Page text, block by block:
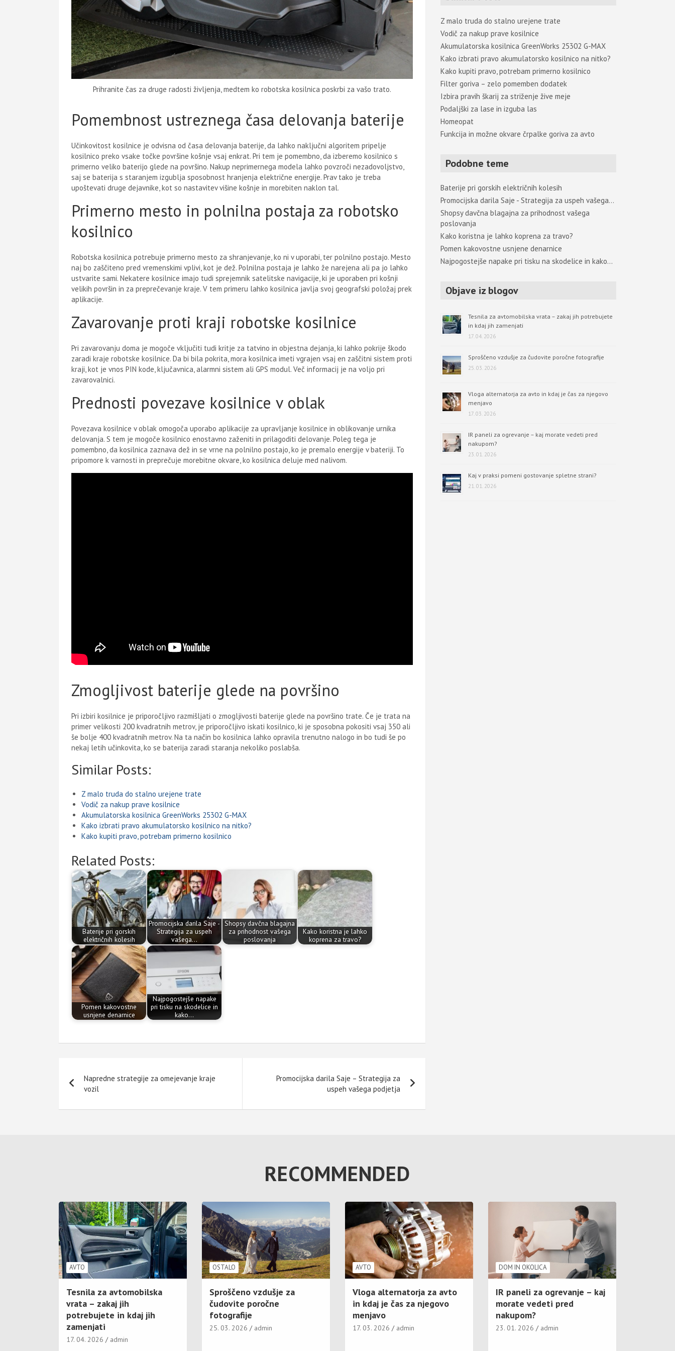
Prihranite čas za druge radosti življenja, medtem ko robotska kosilnica poskrbi za vašo trato.
Pomembnost ustreznega časa delovanja baterije
Učinkovitost kosilnice je odvisna od časa delovanja baterije, da lahko naključni algoritem pripelje
kosilnico preko vsake točke površine košnje vsaj enkrat. Pri tem je pomembno, da izberemo kosilnico s
primerno veliko baterijo glede na površino. Nakup neprimernega modela lahko povzroči nezadovoljstvo,
saj se baterija s staranjem izgublja sposobnost hranjenja električne energije. Prav tako je treba
upoštevati druge dejavnike, kot so nastavitev višine košnje in morebiten naklon tal.
Primerno mesto in polnilna postaja za robotsko
kosilnico
Robotska kosilnica potrebuje primerno mesto za shranjevanje, ko ni v uporabi, ter polnilno postajo. Mesto
naj bo zaščiteno pred vremenskimi vplivi, kot je dež. Polnilna postaja je lahko že narejena ali pa jo lahko
ustvarite sami. Nekatere kosilnice imajo tudi sprejemnik satelitske navigacije, ki je uporaben pri košnji
velikih površin in za preprečevanje kraje. V tem primeru lahko kosilnica javlja svoj geografski položaj prek
aplikacije.
Zavarovanje proti kraji robotske kosilnice
Pri zavarovanju doma je mogoče vključiti tudi kritje za tatvino in objestna dejanja, ki lahko pokrije škodo
zaradi kraje robotske kosilnice. Da bi bila pokrita, mora kosilnica imeti vgrajen vsaj en zaščitni sistem proti
kraji, kot je vnos PIN kode, ključavnica, alarmni sistem ali GPS modul. Več informacij je na voljo pri
zavarovalnici.
Prednosti povezave kosilnice v oblak
Povezava kosilnice v oblak omogoča uporabo aplikacije za upravljanje kosilnice in oblikovanje urnika
delovanja. S tem je mogoče kosilnico enostavno zaženiti in prilagoditi delovanje. Poleg tega je
pomembno, da kosilnica zaznava dež in se vrne na polnilno postajo, ko je premalo energije v bateriji. To
pripomore k varnosti in preprečuje morebitne okvare, ko kosilnica deluje med nalivom.
Zmogljivost baterije glede na površino
Pri izbiri kosilnice je priporočljivo razmišljati o zmogljivosti baterije glede na površino trate. Če je trata na
primer velikosti 200 kvadratnih metrov, je priporočljivo iskati kosilnico, ki je sposobna pokositi vsaj 350 ali
še bolje 400 kvadratnih metrov. Na ta način bo kosilnica lahko opravila trenutno nalogo in bo tudi še po
nekaj letih učinkovita, ko se baterija zaradi staranja nekoliko poslabša.
Similar Posts:
Z malo truda do stalno urejene trate
Vodič za nakup prave kosilnice
Akumulatorska kosilnica GreenWorks 25302 G-MAX
Kako izbrati pravo akumulatorsko kosilnico na nitko?
Kako kupiti pravo, potrebam primerno kosilnico
Related Posts:
Baterije pri gorskih
električnih kolesih
Promocijska darila Saje -
Strategija za uspeh
vašega…
Shopsy davčna blagajna
za prihodnost vašega
poslovanja
Kako koristna je lahko
koprena za travo?
Pomen kakovostne
usnjene denarnice
Najpogostejše napake
pri tisku na skodelice in
kako…
prispevka
Napredne strategije za omejevanje kraje
vozil
Promocijska darila Saje – Strategija za
uspeh vašega podjetja
Z malo truda do stalno urejene trate
Vodič za nakup prave kosilnice
Akumulatorska kosilnica GreenWorks 25302 G-MAX
Kako izbrati pravo akumulatorsko kosilnico na nitko?
Kako kupiti pravo, potrebam primerno kosilnico
Filter goriva – zelo pomemben dodatek
Izbira pravih škarij za striženje žive meje
Podaljški za lase in izguba las
Homeopat
Funkcija in možne okvare črpalke goriva za avto
Podobne teme
Baterije pri gorskih električnih kolesih
Promocijska darila Saje - Strategija za uspeh vašega…
Shopsy davčna blagajna za prihodnost vašega
poslovanja
Kako koristna je lahko koprena za travo?
Pomen kakovostne usnjene denarnice
Najpogostejše napake pri tisku na skodelice in kako…
Objave iz blogov
Tesnila za avtomobilska vrata – zakaj jih potrebujete
in kdaj jih zamenjati
17. 04. 2026
Sproščeno vzdušje za čudovite poročne fotografije
25. 03. 2026
Vloga alternatorja za avto in kdaj je čas za njegovo
menjavo
17. 03. 2026
IR paneli za ogrevanje – kaj morate vedeti pred
nakupom?
23. 01. 2026
Kaj v praksi pomeni gostovanje spletne strani?
21. 01. 2026
RECOMMENDED
AVTO
Tesnila za avtomobilska
vrata – zakaj jih
potrebujete in kdaj jih
zamenjati
17. 04. 2026 admin
OSTALO
Sproščeno vzdušje za
čudovite poročne
fotografije
25. 03. 2026 admin
AVTO
Vloga alternatorja za avto
in kdaj je čas za njegovo
menjavo
17. 03. 2026 admin
DOM IN OKOLICA
IR paneli za ogrevanje – kaj
morate vedeti pred
nakupom?
23. 01. 2026 admin